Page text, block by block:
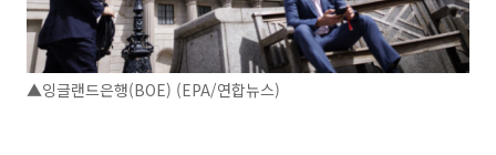
▲잉글랜드은행(BOE) (EPA/연합뉴스)